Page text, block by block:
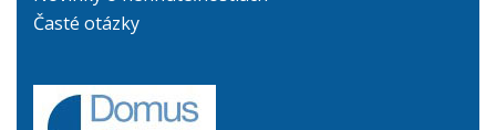
Časté otázky